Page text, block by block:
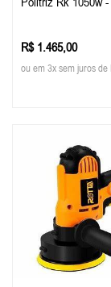
R$ 1.465,00
ou em 3x sem juros de